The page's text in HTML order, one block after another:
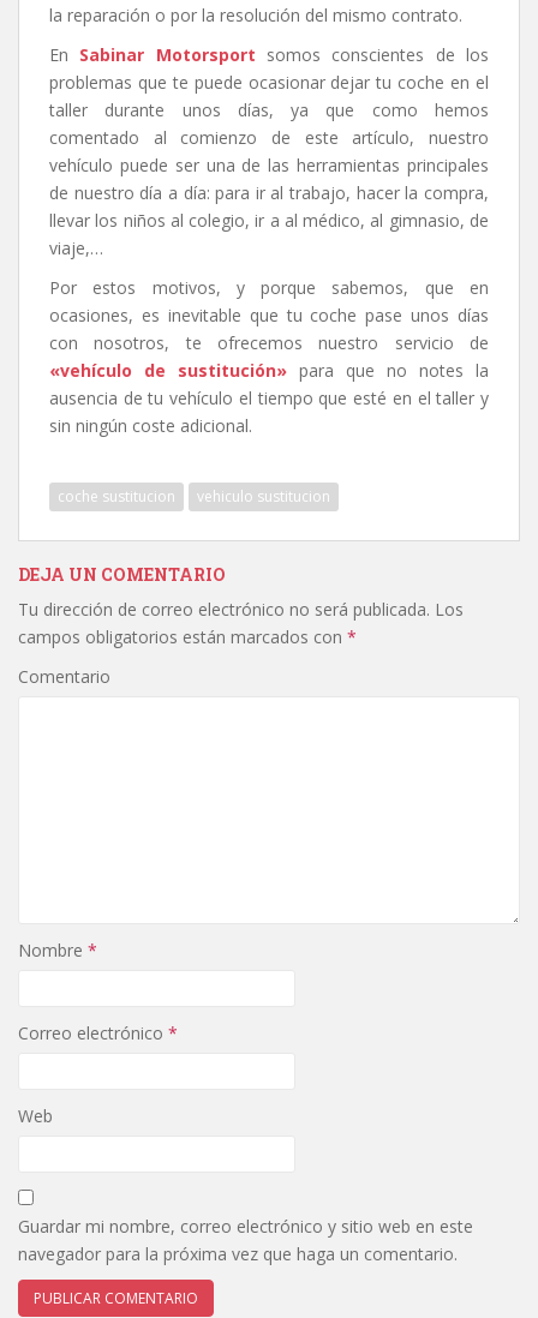
la reparación o por la resolución del mismo contrato.
En Sabinar Motorsport somos conscientes de los
problemas que te puede ocasionar dejar tu coche en el
taller durante unos días, ya que como hemos
comentado al comienzo de este artículo, nuestro
vehículo puede ser una de las herramientas principales
de nuestro día a día: para ir al trabajo, hacer la compra,
llevar los niños al colegio, ir a al médico, al gimnasio, de
viaje,…
Por estos motivos, y porque sabemos, que en
ocasiones, es inevitable que tu coche pase unos días
con nosotros, te ofrecemos nuestro servicio de
«vehículo de sustitución» para que no notes la
ausencia de tu vehículo el tiempo que esté en el taller y
sin ningún coste adicional.
coche sustitucion vehiculo sustitucion
DEJA UN COMENTARIO
Tu dirección de correo electrónico no será publicada. Los
campos obligatorios están marcados con *
Comentario
Nombre *
Correo electrónico *
Web
Guardar mi nombre, correo electrónico y sitio web en este
navegador para la próxima vez que haga un comentario.